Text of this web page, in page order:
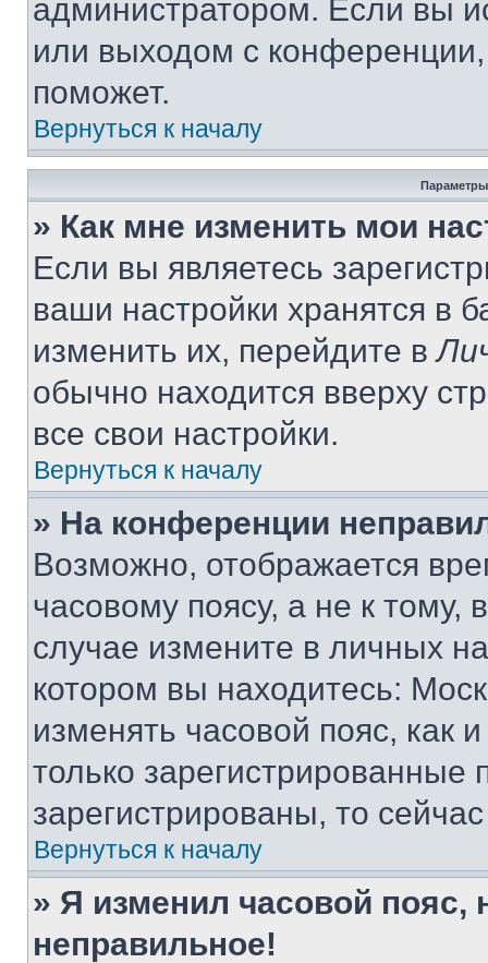
администратором. Если вы
или выходом с
поможет.
Вернуться к началу
Параметры
» Как мне изменить мои
Если вы являетесь
ваши настройки хранятся в
изменить их, перейдите в
обычно находится вверху
все свои настройки.
Вернуться к началу
» На конференции
Возможно, отображается
часовому поясу, а не к тому,
случае измените в личных
котором вы находитесь:
изменять часовой пояс, как
только
зарегистрированы, то
Вернуться к началу
» Я изменил часовой пояс,
неправильное!